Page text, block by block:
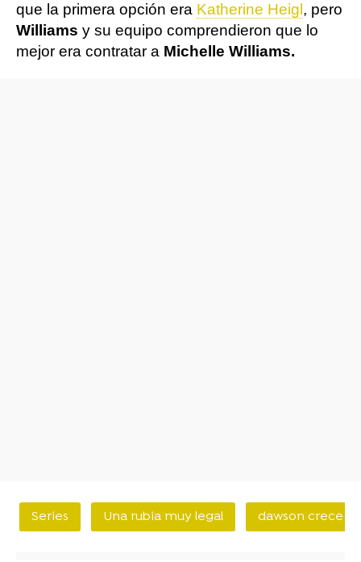
que la primera opción era Katherine Heigl , pero
Williams y su equipo comprendieron que lo
mejor era contratar a Michelle Williams.
Series Una rubia muy legal dawson crece